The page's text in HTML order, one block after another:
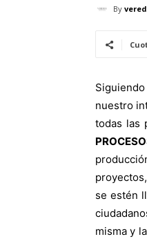
By
nuestro
todas las
se estén
misma y